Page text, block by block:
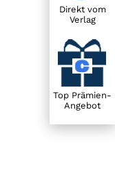
Direkt vom
Verlag
Top Prämien-
Angebot